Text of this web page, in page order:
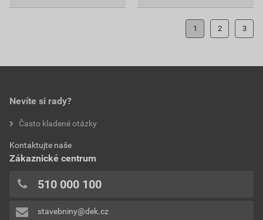
1 2 3
Nevíte si rady?
Často kladené otázky
Kontaktujte naše
Zákaznické centrum
510 000 100
stavebniny@dek.cz